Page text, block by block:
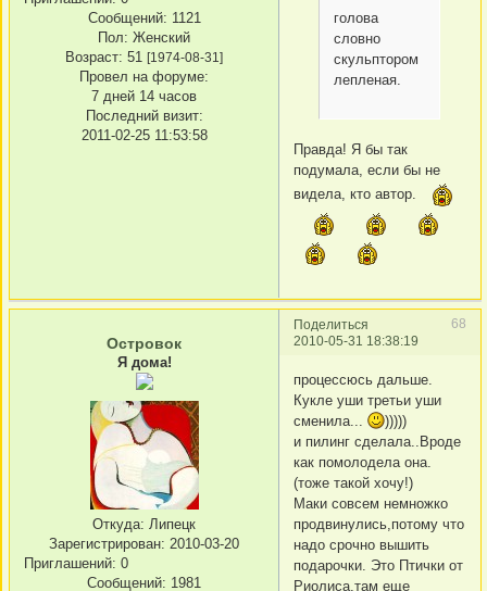
Сообщений: 1121
Пол: Женский
Возраст: 51 [1974-08-31]
Провел на форуме:
7 дней 14 часов
Последний визит:
2011-02-25 11:53:58
голова
словно
скульптором
лепленая.
Правда! Я бы так
подумала, если бы не
видела, кто автор.
Поделиться
68
2010-05-31 18:38:19
Островок
Я дома!
Откуда: Липецк
Зарегистрирован: 2010-03-20
Приглашений: 0
Сообщений: 1981
процессюсь дальше.
Кукле уши третьи уши
сменила...
)))))
и пилинг сделала..Вроде
как помолодела она.
(тоже такой хочу!)
Маки совсем немножко
продвинулись,потому что
надо срочно вышить
подарочки. Это Птички от
Риолиса,там еще